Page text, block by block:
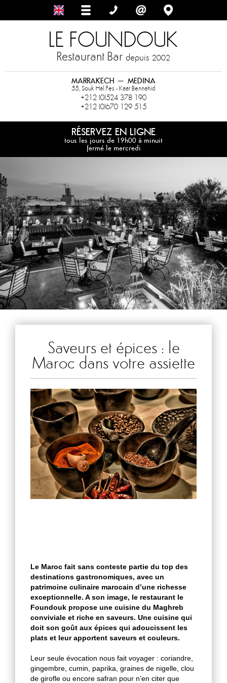
LE FOUNDOUK
Restaurant Bar depuis 2002
MARRAKECH – MEDINA
55, Souk Hal Fes - Kaat Bennahid
+212 (0)524 378 190
+212 (0)670 129 515
RÉSERVEZ EN LIGNE
tous les jours de 19h00 à minuit
fermé le mercredi
Saveurs et épices : le
Maroc dans votre assiette
Le Maroc fait sans conteste partie du top des
destinations gastronomiques, avec un
patrimoine culinaire marocain d’une richesse
exceptionnelle. A son image, le restaurant le
Foundouk propose une cuisine du Maghreb
conviviale et riche en saveurs. Une cuisine qui
doit son goût aux épices qui adoucissent les
plats et leur apportent saveurs et couleurs.
Leur seule évocation nous fait voyager : coriandre,
gingembre, cumin, paprika, graines de nigelle, clou
de girofle ou encore safran pour n’en citer que